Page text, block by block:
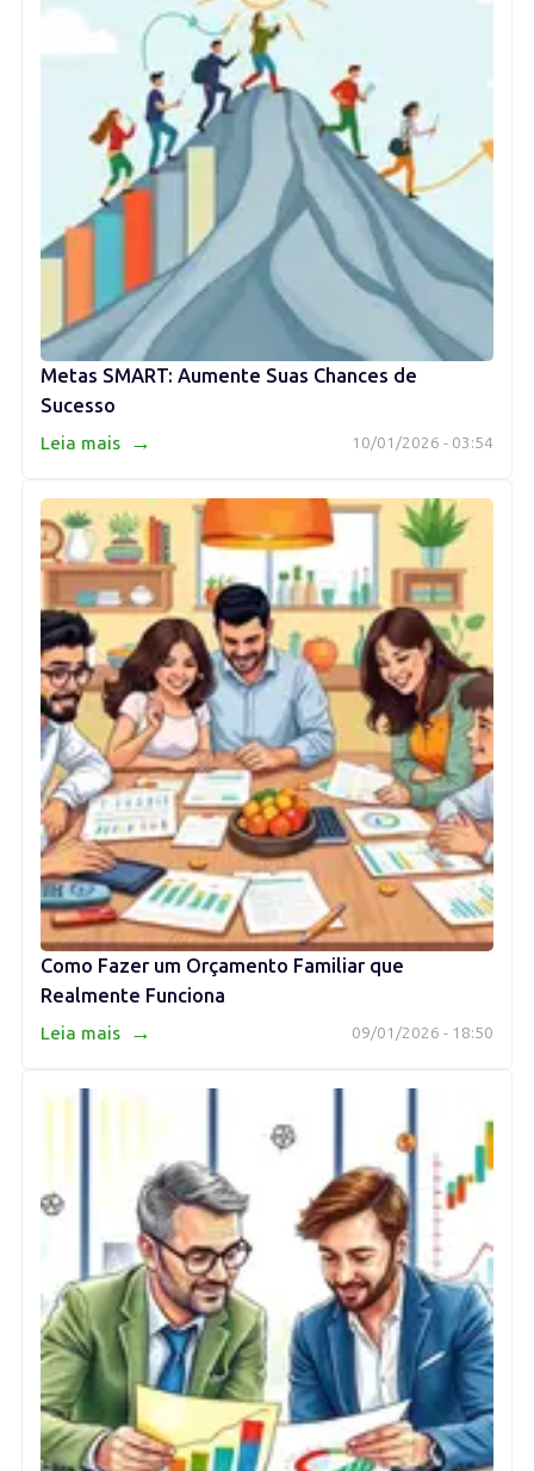
Metas SMART: Aumente Suas Chances de
Sucesso
10/01/2026 - 03:54
Leia mais →
Como Fazer um Orçamento Familiar que
Realmente Funciona
09/01/2026 - 18:50
Leia mais →